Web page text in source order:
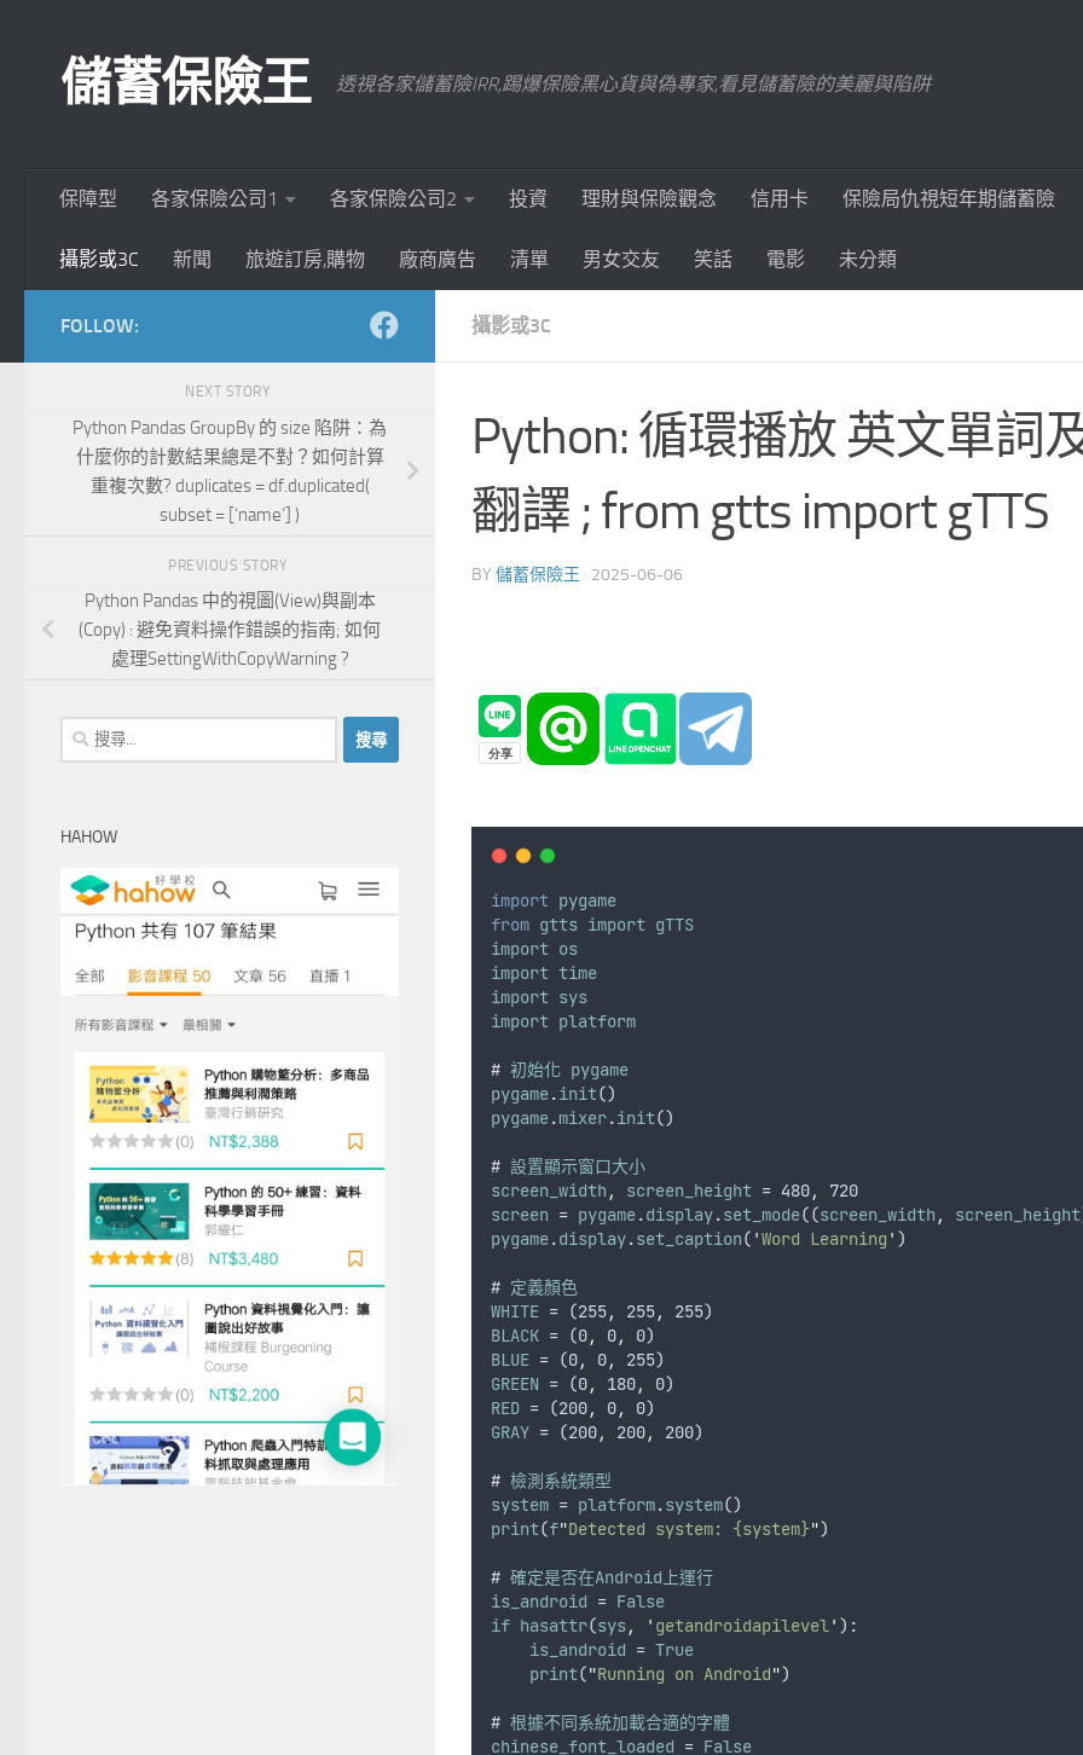
儲蓄保險王 透視各家儲蓄險IRR,踢爆保險黑心貨與偽專家,看見儲蓄險的美麗與陷阱
保障型 各家保險公司1 各家保險公司2 投資 理財與保險觀念 信用卡 保險局仇視短年期儲蓄險
攝影或3C 新聞 旅遊訂房,購物 廠商廣告 清單 男女交友 笑話 電影 未分類
攝影或3C
Python: 循環播放 英文單詞
翻譯 ; from gtts import gTTS
BY 儲蓄保險王 · 2025-06-06
import pygame
from gtts import gTTS
import os
import time
import sys
import platform
# 初始化 pygame
pygame.init()
pygame.mixer.init()
# 設置顯示窗口大小
screen_width , screen_height = 480,
720
screen = pygame.display.set_mode((screen_width , screen_height
pygame.display.set_caption( 'Word Learning ' )
# 定義顏色
WHITE = (255, 255,
255)
BLACK = (0, 0,
0)
BLUE = (0, 0,
255)
GREEN = (0, 180,
0)
RED = (200, 0,
0)
GRAY = (200, 200, 200)
# 檢測系統類型
system = platform.system()
print(f"Detected system: {system}")
# 確定是否在Android上運行
is_android = False
if hasattr(sys, ' getandroidapilevel' ):
is_android = True
print("Running on Android")
# 根據不同系統加載合適的字體
chinese_font_loaded = False
FOLLOW:
NEXT STORY
Python Pandas GroupBy 的 size 陷阱：為
什麼你的計數結果總是不對？如何計算
重複次數? duplicates = df.duplicated(
subset = [‘name’] )
PREVIOUS STORY
Python Pandas 中的視圖(View)與副本
(Copy) : 避免資料操作錯誤的指南; 如何
處理SettingWithCopyWarning ?
搜
尋
字:
HAHOW